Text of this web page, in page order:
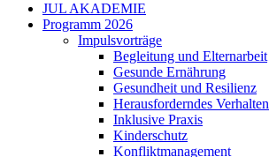
JUL AKADEMIE
Programm 2026
Impulsvorträge
Begleitung und Elternarbeit
Gesunde Ernährung
Gesundheit und Resilienz
Herausforderndes Verhalten
Inklusive Praxis
Kinderschutz
Konfliktmanagement